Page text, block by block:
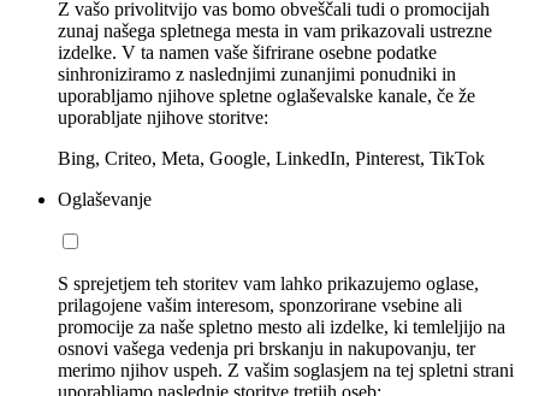
Z vašo privolitvijo vas bomo obveščali tudi o promocijah
zunaj našega spletnega mesta in vam prikazovali ustrezne
izdelke. V ta namen vaše šifrirane osebne podatke
sinhroniziramo z naslednjimi zunanjimi ponudniki in
uporabljamo njihove spletne oglaševalske kanale, če že
uporabljate njihove storitve:
Bing, Criteo, Meta, Google, LinkedIn, Pinterest, TikTok
Oglaševanje
S sprejetjem teh storitev vam lahko prikazujemo oglase,
prilagojene vašim interesom, sponzorirane vsebine ali
promocije za naše spletno mesto ali izdelke, ki temleljijo na
osnovi vašega vedenja pri brskanju in nakupovanju, ter
merimo njihov uspeh. Z vašim soglasjem na tej spletni strani
uporabljamo naslednje storitve tretjih oseb: